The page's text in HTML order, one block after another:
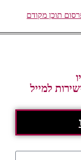
תוכן מקודם
למייל